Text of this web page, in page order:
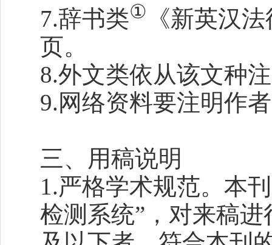
7.辞书类①
《新英汉
页。
8.外文类依从该文种
9.网络资料要注明作
三、用稿说明
1.严格学术规范。本
检测系统”，对来稿